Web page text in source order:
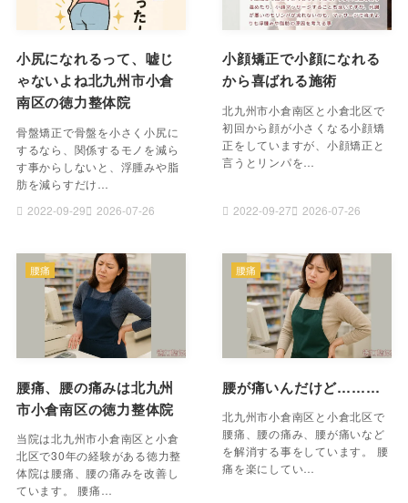
小尻になれるって、嘘じ
ゃないよね北九州市小倉
南区の徳力整体院
骨盤矯正で骨盤を小さく小尻に
するなら、関係するモノを減ら
す事からしないと、浮腫みや脂
肪を減らすだけ…
2022-09-29
2026-07-26
小顔矯正で小顔になれる
から喜ばれる施術
北九州市小倉南区と小倉北区で
初回から顔が小さくなる小顔矯
正をしていますが、小顔矯正と
言うとリンパを…
2022-09-27 2026-07-26
腰痛、腰の痛みは北九州
市小倉南区の徳力整体院
当院は北九州市小倉南区と小倉
北区で30年の経験がある徳力整
体院は腰痛、腰の痛みを改善し
ています。 腰痛…
腰痛
腰が痛いんだけど………
北九州市小倉南区と小倉北区で
腰痛、腰の痛み、腰が痛いなど
を解消する事をしています。 腰
痛を楽にしてい…
腰痛